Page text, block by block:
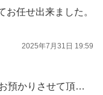
お任せ出来ました。
2025年7月31日 19:59
この度は、当社にて大切なお車をお預かりさせて頂き誠に有難うございました。高評価まで頂きありがとうございます!